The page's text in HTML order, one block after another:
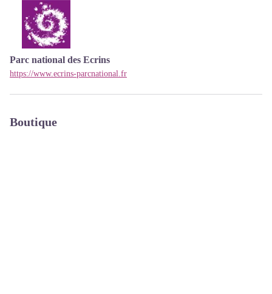
Parc national des Ecrins
https://www.ecrins-parcnational.fr
Boutique